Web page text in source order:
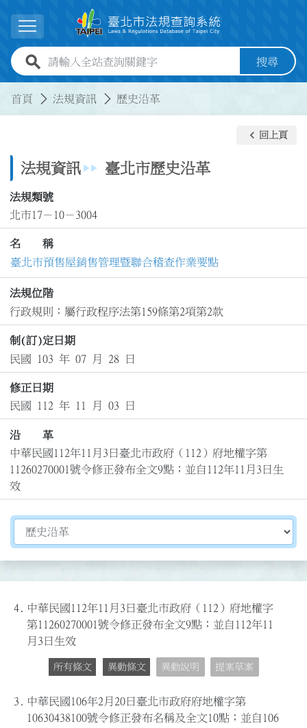
展開選單
全站查詢關鍵字欄位 搜尋
首頁 法規資訊 歷史沿革
法規資訊 臺北市歷史沿革
keyboard_arrow_left 回上頁
法規類號
北市17－10－3004
名 稱
臺北市預售屋銷售管理暨聯合稽查作業要點
法規位階
行政規則：屬行政程序法第159條第2項第2款
制(訂)定日期
民國 103 年 07 月 28 日
修正日期
民國 112 年 11 月 03 日
沿 革
中華民國112年11月3日臺北市政府（112）府地權字第
11260270001號令修正發布全文9點；並自112年11月3日生
效
切換選擇法規資訊內容
4.
中華民國112年11月3日臺北市政府（112）府地權字
第11260270001號令修正發布全文9點；並自112年11
月3日生效
所有條文 異動條文 異動說明 提案草案
3. 中華民國106年2月20日臺北市政府府地權字第
10630438100號令修正發布名稱及全文10點；並自106